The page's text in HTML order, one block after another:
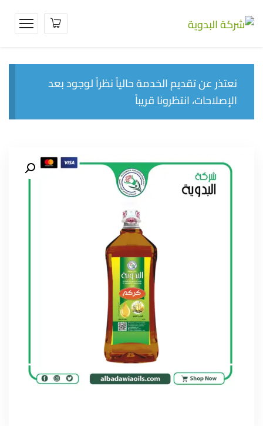
نعتذر عن تقديم الخدمة حالياً نظراً لوجود بعد
الإصلاحات، انتظرونا قريباً